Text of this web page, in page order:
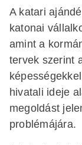
A katari
katonai
amint a
tervek szerint
hivatali ideje
megoldást
problémájára.